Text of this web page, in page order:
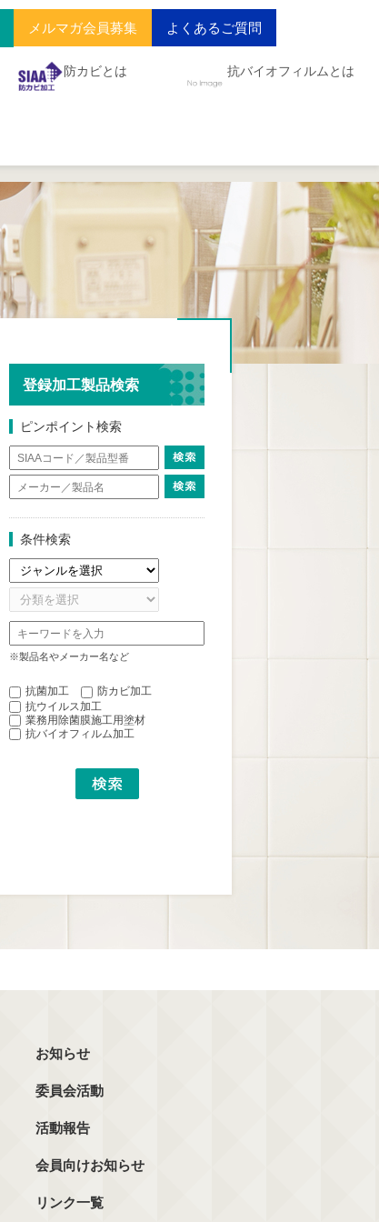
メルマガ会員募集 よくあるご質問
防カビとは 抗バイオフィルムとは
登録加工製品検索
ピンポイント検索
条件検索
※製品名やメーカー名など
抗菌加工
防カビ加工
抗ウイルス加工
業務用除菌膜施工用塗材
抗バイオフィルム加工
お知らせ
委員会活動
活動報告
会員向けお知らせ
リンク一覧